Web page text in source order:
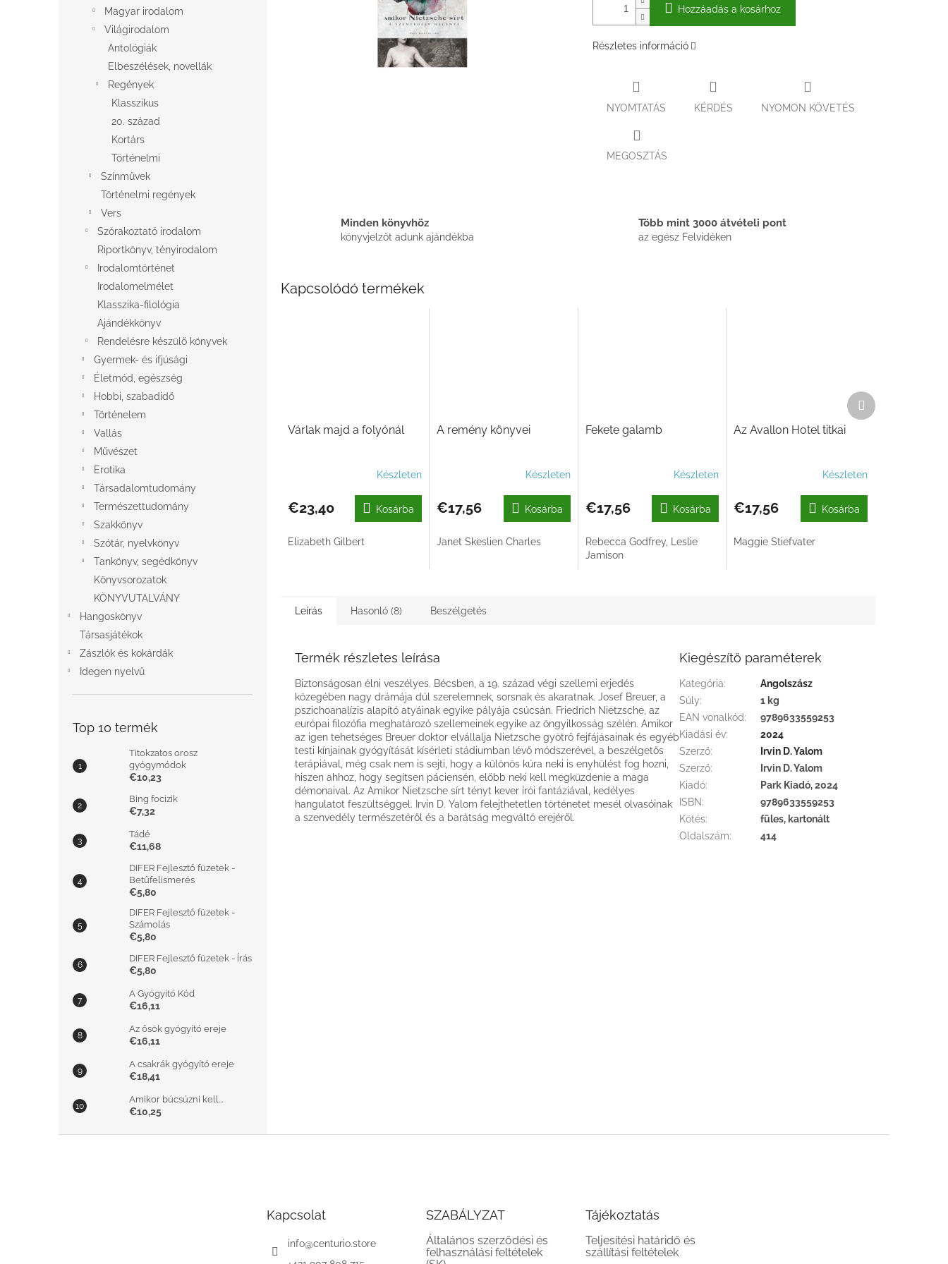
Magyar irodalom
Világirodalom
Antológiák
Elbeszélések, novellák
Regények
Klasszikus
20. század
Kortárs
Történelmi
Színművek
Történelmi regények
Vers
Szórakoztató irodalom
Riportkönyv, tényirodalom
Irodalomtörténet
Irodalomelmélet
Klasszika-filológia
Ajándékkönyv
Rendelésre készülő könyvek
Gyermek- és ifjúsági
Életmód, egészség
Hobbi, szabadidő
Történelem
Vallás
Művészet
Erotika
Társadalomtudomány
Természettudomány
Szakkönyv
Szótár, nyelvkönyv
Tankönyv, segédkönyv
Könyvsorozatok
KÖNYVUTALVÁNY
Hangoskönyv
Társasjátékok
Zászlók és kokárdák
Idegen nyelvű
Top 10 termék
Titokzatos orosz
gyógymódok
€10,23
Bing focizik
€7,32
Tádé
€11,68
DIFER Fejlesztő füzetek -
Betűfelismerés
€5,80
DIFER Fejlesztő füzetek -
Számolás
€5,80
DIFER Fejlesztő füzetek - Írás
€5,80
A Gyógyító Kód
€16,11
Az ősök gyógyító ereje
€16,11
A csakrák gyógyító ereje
€18,41
Amikor búcsúzni kell...
€10,25
Hozzáadás a kosárhoz
Részletes információ
NYOMTATÁS KÉRDÉS NYOMON KÖVETÉS
MEGOSZTÁS
Minden könyvhöz
könyvjelzőt adunk ajándékba
Több mint 3000 átvételi pont
az egész Felvidéken
Kapcsolódó termékek
Várlak majd a folyónál
Készleten
€23,40 Kosárba
Elizabeth Gilbert
A remény könyvei
Készleten
€17,56 Kosárba
Janet Skeslien Charles
Fekete galamb
Készleten
€17,56 Kosárba
Rebecca Godfrey, Leslie
Jamison
Az Avallon Hotel titkai
Készleten
€17,56 Kosárba
Maggie Stiefvater
Következő
termék
Leírás Hasonló (8) Beszélgetés
Termék részletes leírása
Biztonságosan élni veszélyes. Bécsben, a 19. század végi szellemi erjedés
közegében nagy drámája dúl szerelemnek, sorsnak és akaratnak. Josef Breuer, a
pszichoanalízis alapító atyáinak egyike pályája csúcsán. Friedrich Nietzsche, az
európai filozófia meghatározó szellemeinek egyike az öngyilkosság szélén. Amikor
az igen tehetséges Breuer doktor elvállalja Nietzsche gyötrő fejfájásainak és egyéb
testi kínjainak gyógyítását kísérleti stádiumban lévő módszerével, a beszélgetős
terápiával, még csak nem is sejti, hogy a különös kúra neki is enyhülést fog hozni,
hiszen ahhoz, hogy segítsen páciensén, előbb neki kell megküzdenie a maga
démonaival. Az Amikor Nietzsche sírt tényt kever írói fantáziával, kedélyes
hangulatot feszültséggel. Irvin D. Yalom felejthetetlen történetet mesél olvasóinak
a szenvedély természetéről és a barátság megváltó erejéről.
Kiegészítő paraméterek
Kategória:
Angolszász
Súly:
1 kg
EAN vonalkód:
9789633559253
Kiadási év:
2024
Szerző:
Irvin D. Yalom
Szerző:
Irvin D. Yalom
Kiadó:
Park Kiadó, 2024
ISBN:
9789633559253
Kötés:
füles, kartonált
Oldalszám: 414
Kapcsolat
info@centurio.store
SZABÁLYZAT
Általános szerződési és
felhasználási feltételek
Tájékoztatás
Teljesítési határidő és
szállítási feltételek